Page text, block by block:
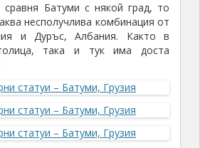
Батуми с някой град, то
несполучлива комбинация от
и Дуръс, Албания. Както в
така и тук има доста